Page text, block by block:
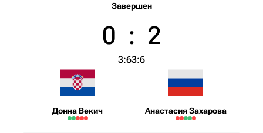
Завершен
Донна Векич
0 : 2
3:63:6
Анастасия Захарова